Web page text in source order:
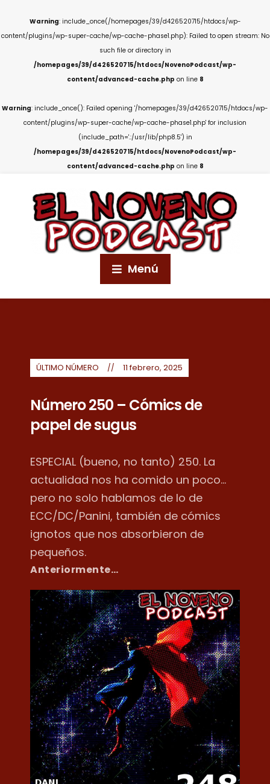
Warning: include_once(/homepages/39/d426520715/htdocs/wp-
content/plugins/wp-super-cache/wp-cache-phase1.php): Failed to open stream: No
such file or directory in
/homepages/39/d426520715/htdocs/NovenoPodcast/wp-
content/advanced-cache.php on line 8
Warning: include_once(): Failed opening '/homepages/39/d426520715/htdocs/wp-
content/plugins/wp-super-cache/wp-cache-phase1.php' for inclusion
(include_path='.:/usr/lib/php8.5') in
/homepages/39/d426520715/htdocs/NovenoPodcast/wp-
content/advanced-cache.php on line 8
Menú
ÚLTIMO NÚMERO 11 febrero, 2025
Número 250 – Cómics de
papel de sugus
ESPECIAL (bueno, no tanto) 250. La
actualidad nos ha comido un poco...
pero no solo hablamos de lo de
ECC/DC/Panini, también de cómics
ignotos que nos absorbieron de
pequeños.
Anteriormente…